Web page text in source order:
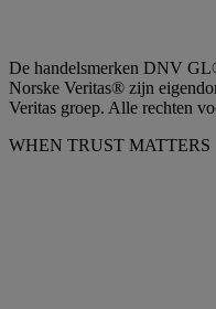
De handelsmerken DNV
Norske Veritas® zijn
Veritas groep. Alle rechten
WHEN TRUST MATTERS